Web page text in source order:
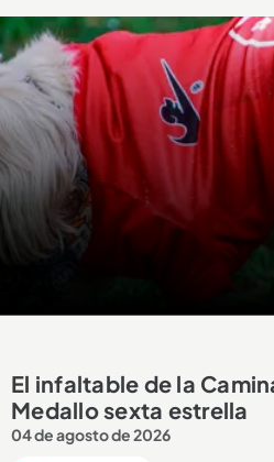
El infaltable de la
Medallo sexta estrella
04 de agosto de 2026